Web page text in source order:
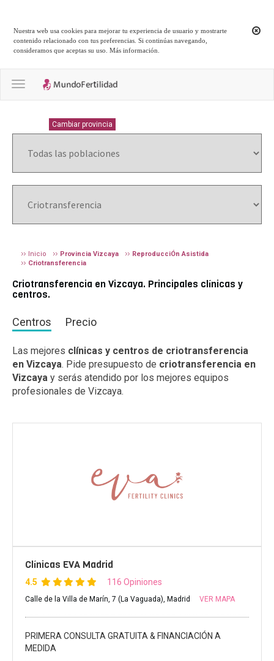
Nuestra web usa cookies para mejorar tu experiencia de usuario y mostrarte
contenido relacionado con tus preferencias. Si continúas navegando,
consideramos que aceptas su uso.Más información
Toggle navigation
Cambiar provincia
Inicio Provincia Vizcaya
ReproducciÓn Asistida
Criotransferencia
Criotransferencia en Vizcaya. Principales clínicas y
centros.
Centros Precio
Las mejores clínicas y centros de criotransferencia
en Vizcaya. Pide presupuesto de criotransferencia en
Vizcaya y serás atendido por los mejores equipos
profesionales de Vizcaya.
Clínicas EVA Madrid
4.5 116 Opiniones
Calle de la Villa de Marín, 7 (La Vaguada), Madrid VER MAPA
PRIMERA CONSULTA GRATUITA & FINANCIACIÓN A
MEDIDA